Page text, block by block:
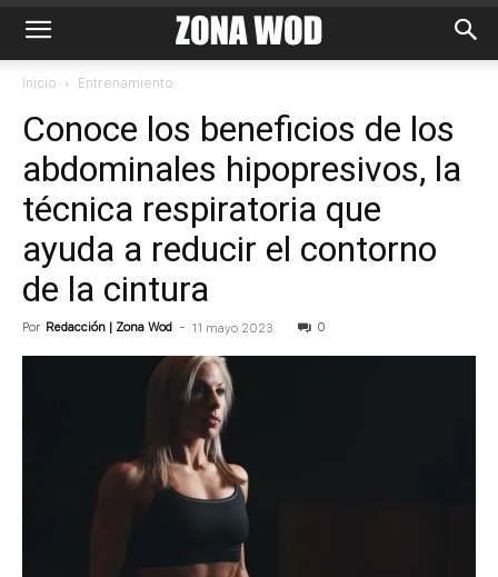
Inicio Entrenamiento
Conoce los beneficios de los
abdominales hipopresivos, la
técnica respiratoria que
ayuda a reducir el contorno
de la cintura
Por Redacción | Zona Wod - 11 mayo 2023 0